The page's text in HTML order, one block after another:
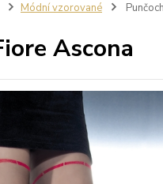
Módní vzorované
Ascona